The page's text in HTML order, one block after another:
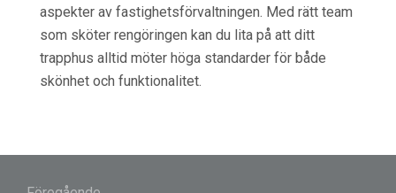
aspekter av fastighetsförvaltningen. Med rätt team
som sköter rengöringen kan du lita på att ditt
trapphus alltid möter höga standarder för både
skönhet och funktionalitet.